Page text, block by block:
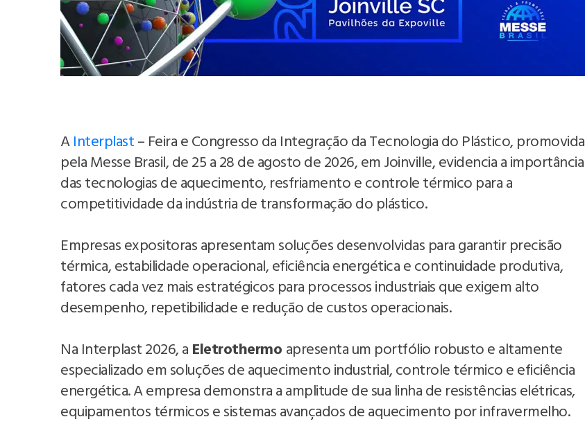
AInterplast– Feira e Congresso da Integração da Tecnologia do Plástico, promovida
pela Messe Brasil, de 25 a 28 de agosto de 2026, em Joinville, evidencia a importância
das tecnologias de aquecimento, resfriamento e controle térmico para a
competitividade da indústria de transformação do plástico.
Empresas expositoras apresentam soluções desenvolvidas para garantir precisão
térmica, estabilidade operacional, eficiência energética e continuidade produtiva,
fatores cada vez mais estratégicos para processos industriais que exigem alto
desempenho, repetibilidade e redução de custos operacionais.
Na Interplast 2026, a Eletrothermo apresenta um portfólio robusto e altamente
especializado em soluções de aquecimento industrial, controle térmico e eficiência
energética. A empresa demonstra a amplitude de sua linha de resistências elétricas,
equipamentos térmicos e sistemas avançados de aquecimento por infravermelho.